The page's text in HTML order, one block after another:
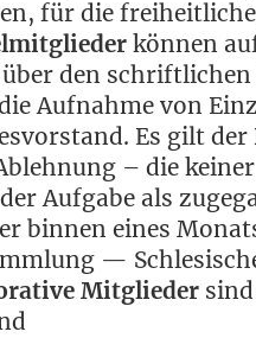
für die
kön­nen
den
Auf­nah­me von
Es gilt
– die
Auf­ga­be als
bin­nen eines
—
Mit­glie­der